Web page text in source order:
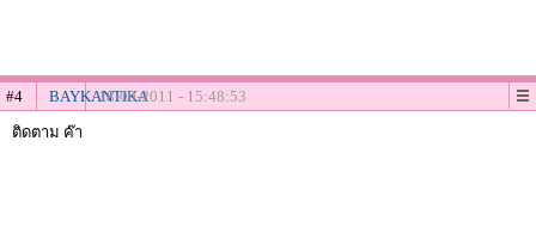
#4 BAYKANTIKA18-09-2011 - 15:48:53
ติดตาม ค๊า